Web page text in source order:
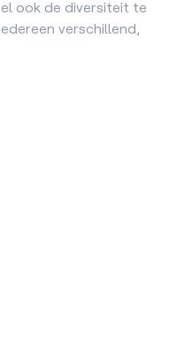
ook de diversiteit te
verschillend,